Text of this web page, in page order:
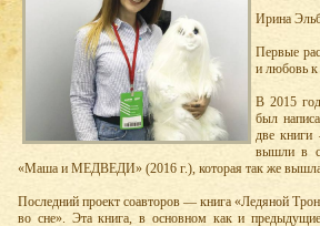
Ирина
Первые
и любовь к
В 2015
был
две книги
вышли в
«Маша и МЕДВЕДИ» (2016 г.), которая так же
Последний проект соавторов — книга «Ледяной
во сне». Эта книга, в основном как и